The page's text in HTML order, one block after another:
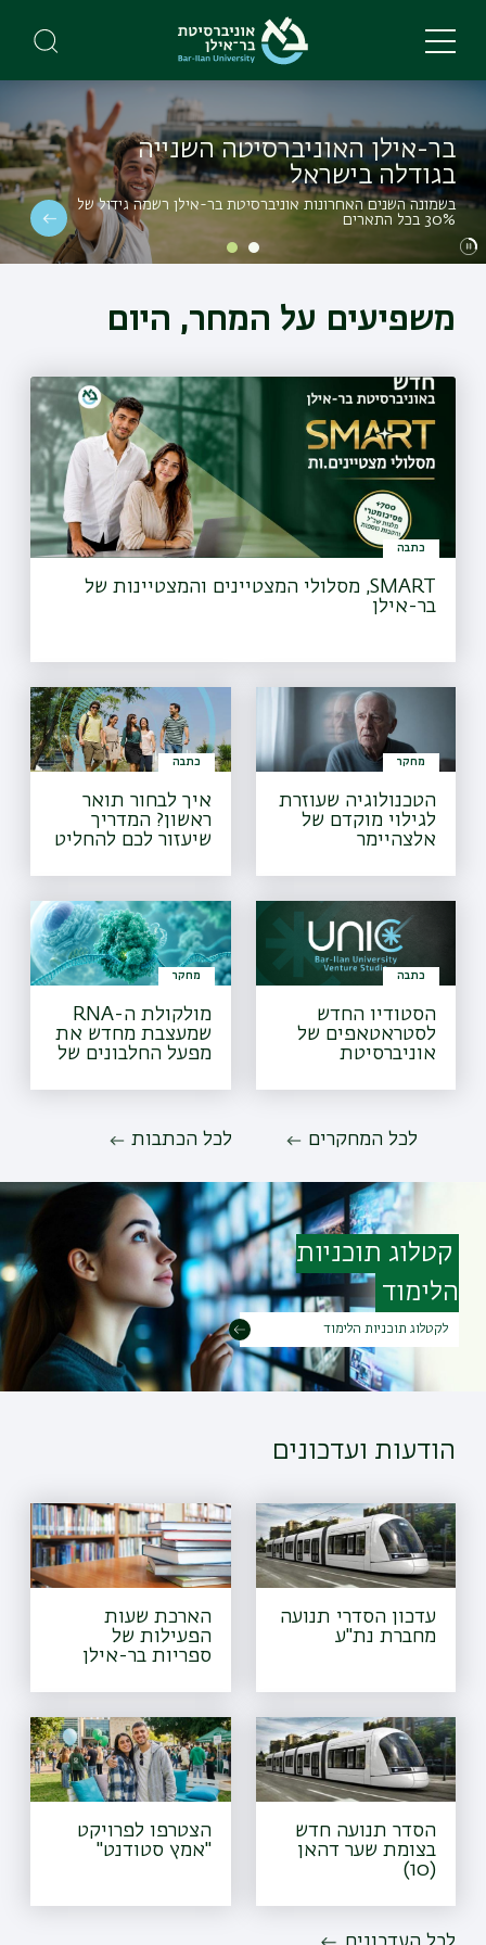
main
בר-אילן האוניברסיטה השנייה
בגודלה בישראל
בשמונה השנים האחרונות אוניברסיטת בר-אילן רשמה גידול של
30% בכל התארים
משפיעים על המחר, היום
כתבה
SMART, מסלולי המצטיינים והמצטיינות של
בר-אילן
מחקר
הטכנולוגיה שעוזרת
לגילוי מוקדם של
אלצהיימר
כתבה
איך לבחור תואר
ראשון? המדריך
שיעזור לכם להחליט
כתבה
הסטודיו החדש
לסטראטאפים של
אוניברסיטת
מחקר
מולקולת ה-RNA
שמעצבת מחדש את
מפעל החלבונים של
לכל המחקרים לכל הכתבות
קטלוג תוכניות
הלימוד
לקטלוג תוכניות הלימוד
הודעות ועדכונים
עדכון הסדרי תנועה
מחברת נת"ע
הארכת שעות
הפעילות של
ספריות בר-אילן
הסדר תנועה חדש
בצומת שער דהאן
(10)
הצטרפו לפרויקט
"אמץ סטודנט"